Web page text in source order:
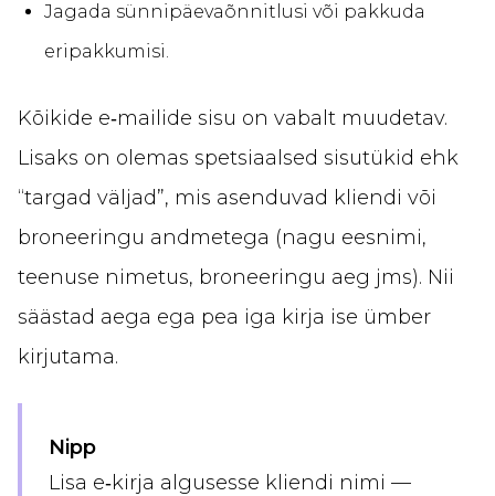
Jagada sünnipäevaõnnitlusi või pakkuda
eripakkumisi.
Kõikide e‑mailide sisu on vabalt muudetav.
Lisaks on olemas spetsiaalsed sisutükid ehk
“targad väljad”, mis asenduvad kliendi või
broneeringu andmetega (nagu eesnimi,
teenuse nimetus, broneeringu aeg jms). Nii
säästad aega ega pea iga kirja ise ümber
kirjutama.
Nipp
Lisa e‑kirja algusesse kliendi nimi —